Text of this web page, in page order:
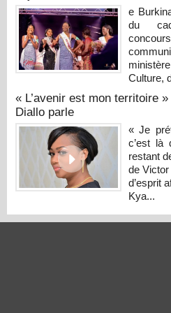
e
du
Culture,
« L’avenir est mon territoire
Diallo parle
« Je
c’est là
restant
de Victor
d’esprit
Kya...